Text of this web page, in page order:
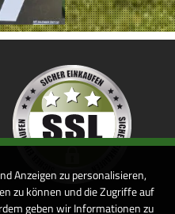
Anzeigen zu personalisieren,
zu können und die Zugriffe auf
geben wir Informationen zu